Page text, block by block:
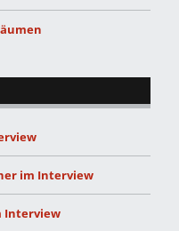
im Interview
Interview